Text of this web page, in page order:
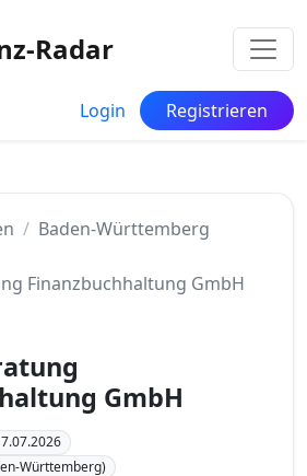
Radar
Login Registrieren
Baden-Württemberg
Finanzbuchhaltung GmbH
GmbH
Württemberg)